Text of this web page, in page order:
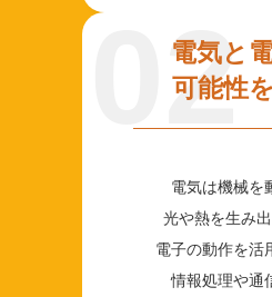
02
電気と
可能性
電気は機械を
光や熱を生み出
電子の動作を活
情報処理や通